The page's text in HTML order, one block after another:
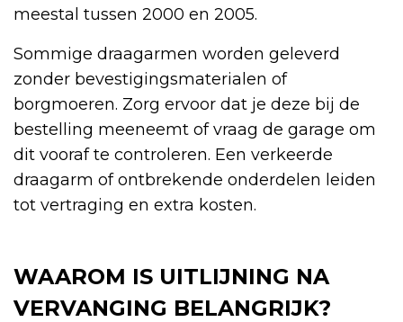
meestal tussen 2000 en 2005.
Sommige draagarmen worden geleverd
zonder bevestigingsmaterialen of
borgmoeren. Zorg ervoor dat je deze bij de
bestelling meeneemt of vraag de garage om
dit vooraf te controleren. Een verkeerde
draagarm of ontbrekende onderdelen leiden
tot vertraging en extra kosten.
WAAROM IS UITLIJNING NA
VERVANGING BELANGRIJK?